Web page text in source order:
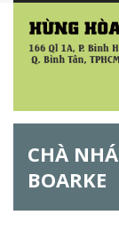
ẫ
u
e
CHÀ
BOARKE